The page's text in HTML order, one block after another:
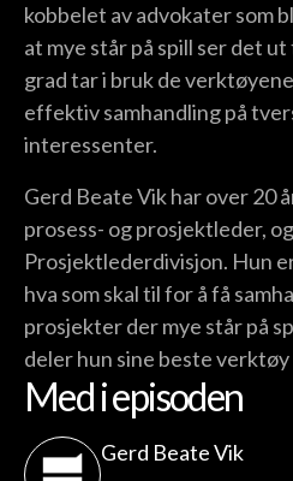
kobbelet av advokater som
at mye står på spill ser det
grad tar i bruk de
effektiv samhandling på
interessenter.
Gerd Beate Vik har over 20
prosess- og prosjektleder,
Prosjektlederdivisjon. Hun
hva som skal til for å få
prosjekter der mye står på
deler hun sine beste verktøy
Med i episoden
Gerd Beate Vik